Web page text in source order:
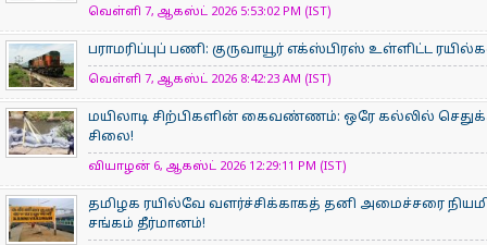
வெள்ளி 7, ஆகஸ்ட் 2026 5:53:02 PM (IST)
பராமரிப்புப் பணி: குருவாயூர் எக்ஸ்பிரஸ் உள்ளிட்ட
வெள்ளி 7, ஆகஸ்ட் 2026 8:42:23 AM (IST)
மயிலாடி சிற்பிகளின் கைவண்ணம்: ஒரே கல்லில்
சிலை!
வியாழன் 6, ஆகஸ்ட் 2026 12:29:11 PM (IST)
தமிழக ரயில்வே வளர்ச்சிக்காகத் தனி அமைச்சரை
சங்கம் தீர்மானம்!